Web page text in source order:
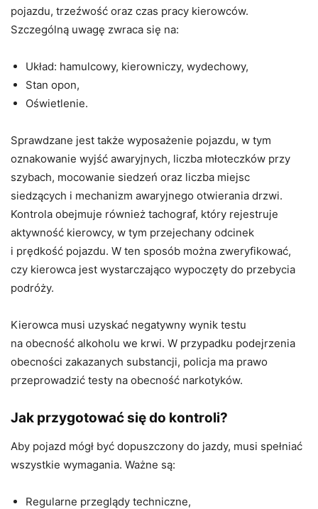
pojazdu, trzeźwość oraz czas pracy kierowców.
Szczególną uwagę zwraca się na:
Układ: hamulcowy, kierowniczy, wydechowy,
Stan opon,
Oświetlenie.
Sprawdzane jest także wyposażenie pojazdu, w tym
oznakowanie wyjść awaryjnych, liczba młoteczków przy
szybach, mocowanie siedzeń oraz liczba miejsc
siedzących i mechanizm awaryjnego otwierania drzwi.
Kontrola obejmuje również tachograf, który rejestruje
aktywność kierowcy, w tym przejechany odcinek
i prędkość pojazdu. W ten sposób można zweryfikować,
czy kierowca jest wystarczająco wypoczęty do przebycia
podróży.
Kierowca musi uzyskać negatywny wynik testu
na obecność alkoholu we krwi. W przypadku podejrzenia
obecności zakazanych substancji, policja ma prawo
przeprowadzić testy na obecność narkotyków.
Jak przygotować się do kontroli?
Aby pojazd mógł być dopuszczony do jazdy, musi spełniać
wszystkie wymagania. Ważne są:
Regularne przeglądy techniczne,